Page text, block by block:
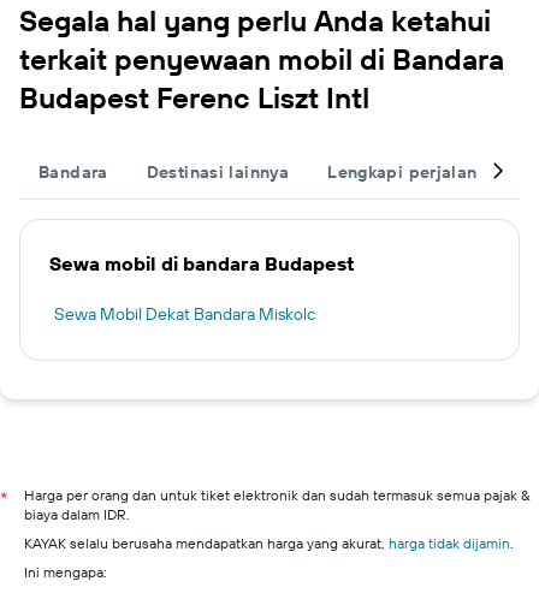
Segala hal yang perlu Anda ketahui
terkait penyewaan mobil di Bandara
Budapest Ferenc Liszt Intl
Bandara Destinasi lainnya Lengkapi perjalanan
Sewa mobil di bandara Budapest
Sewa Mobil Dekat Bandara Miskolc
*
Harga per orang dan untuk tiket elektronik dan sudah termasuk semua pajak &
biaya dalam IDR.
KAYAK selalu berusaha mendapatkan harga yang akurat, harga tidak dijamin
Ini mengapa: